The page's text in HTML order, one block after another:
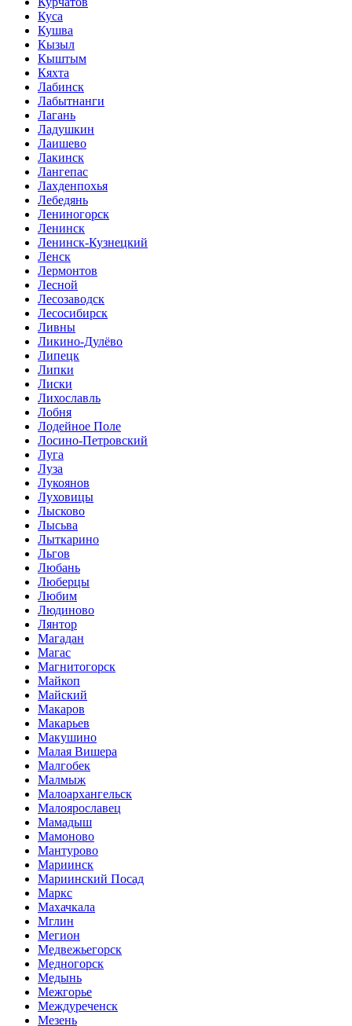
Куса
Кушва
Кызыл
Кыштым
Кяхта
Лабинск
Лабытнанги
Лагань
Ладушкин
Лаишево
Лакинск
Лангепас
Лахденпохья
Лебедянь
Лениногорск
Ленинск
Ленинск-Кузнецкий
Ленск
Лермонтов
Лесной
Лесозаводск
Лесосибирск
Ливны
Ликино-Дулёво
Липецк
Липки
Лиски
Лихославль
Лобня
Лодейное Поле
Лосино-Петровский
Луга
Луза
Лукоянов
Луховицы
Лысково
Лысьва
Лыткарино
Льгов
Любань
Люберцы
Любим
Людиново
Лянтор
Магадан
Магас
Магнитогорск
Майкоп
Майский
Макаров
Макарьев
Макушино
Малая Вишера
Малгобек
Малмыж
Малоархангельск
Малоярославец
Мамадыш
Мамоново
Мантурово
Мариинск
Мариинский Посад
Маркс
Махачкала
Мглин
Мегион
Медвежьегорск
Медногорск
Медынь
Межгорье
Междуреченск
Мезень